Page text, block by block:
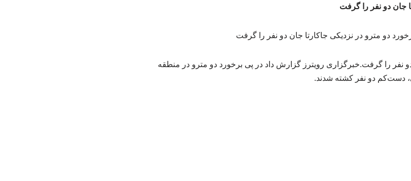
جان دو نفر را گرفت
نفر را گرفت.خبرگزاری رویترز گزارش داد در پی برخورد دو مترو در منطقه
دست‌کم دو نفر کشته شدند.